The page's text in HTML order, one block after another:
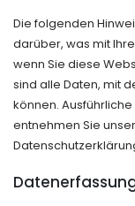
Die folgenden
darüber, was mit
wenn Sie diese
sind alle Daten, mit
können.
entnehmen Sie